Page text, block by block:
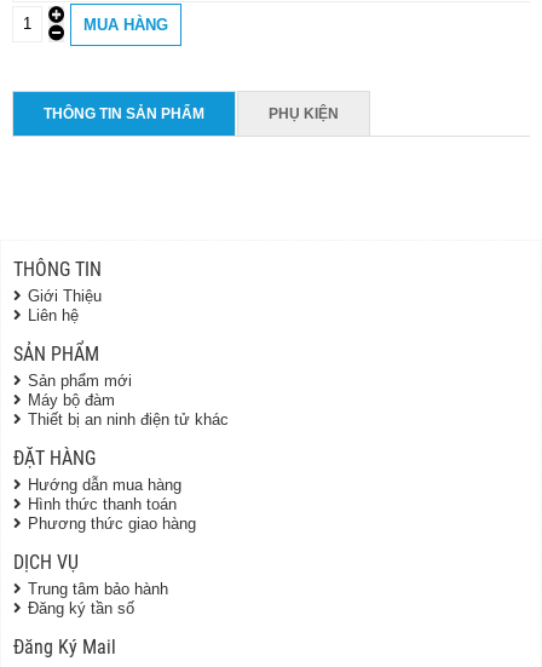
THÔNG TIN SẢN PHẨM PHỤ KIỆN
THÔNG TIN
Giới Thiệu
Liên hệ
SẢN PHẨM
Sản phẩm mới
Máy bộ đàm
Thiết bị an ninh điện tử khác
ĐẶT HÀNG
Hướng dẫn mua hàng
Hình thức thanh toán
Phương thức giao hàng
DỊCH VỤ
Trung tâm bảo hành
Đăng ký tần số
Đăng Ký Mail